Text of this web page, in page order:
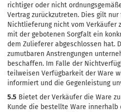
richtiger oder nicht
Vertrag zurückzutreten. Dies gilt
Nichtlieferung nicht vom Verkäufer
mit der gebotenen Sorgfalt ein
dem Zulieferer abgeschlossen hat.
zumutbaren Anstrengungen
beschaffen. Im Falle der
teilweisen Verfügbarkeit der Ware
informiert und die Gegenleistung
5.5 Bietet der Verkäufer die Ware
Kunde die bestellte Ware innerhalb